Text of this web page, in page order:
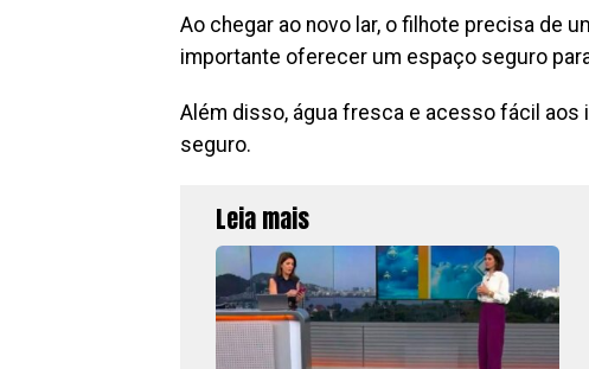
Ao chegar ao novo lar, o filhote precisa de
importante oferecer um espaço seguro
Além disso, água fresca e acesso fácil
seguro.
Leia mais